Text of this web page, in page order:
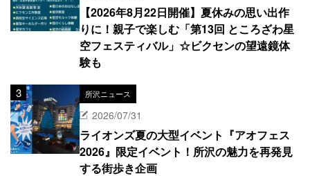
【2026年8月22日開催】夏休みの思い出作
りに！親子で楽しむ「第13回 ところざわ星
空フェスティバル」☆ビクセンの望遠鏡体
験も
所沢ニュース
2026/07/31
ライオンズ夏の大型イベント『アオフェス
2026』限定イベント！所沢の魅力を再発見
する街歩き企画